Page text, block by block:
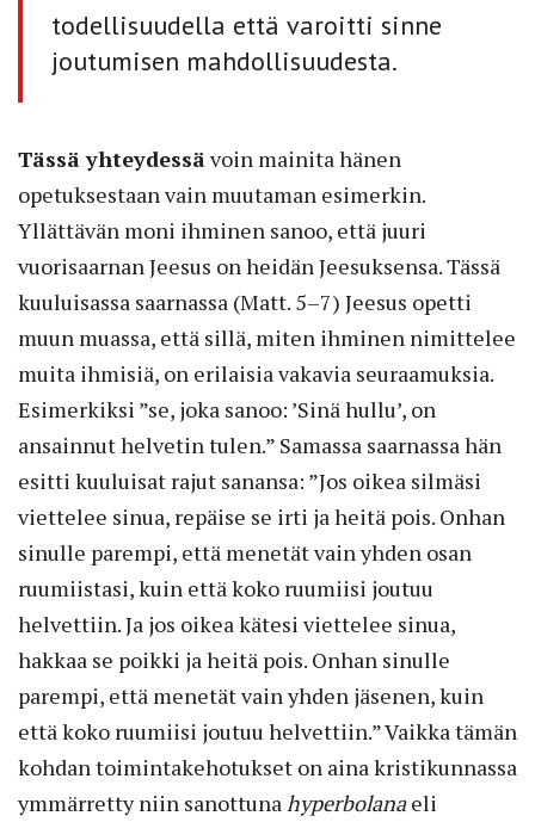
todellisuudella että varoitti sinne
joutumisen mahdollisuudesta.
Tässä yhteydessävoin mainita hänen
opetuksestaan vain muutaman esimerkin.
Yllättävän moni ihminen sanoo, että juuri
vuorisaarnan Jeesus on heidän Jeesuksensa. Tässä
kuuluisassa saarnassa (Matt. 5–7) Jeesus opetti
muun muassa, että sillä, miten ihminen nimittelee
muita ihmisiä, on erilaisia vakavia seuraamuksia.
Esimerkiksi ”se, joka sanoo: ’Sinä hullu’, on
ansainnut helvetin tulen.” Samassa saarnassa hän
esitti kuuluisat rajut sanansa: ”Jos oikea silmäsi
viettelee sinua, repäise se irti ja heitä pois. Onhan
sinulle parempi, että menetät vain yhden osan
ruumiistasi, kuin että koko ruumiisi joutuu
helvettiin. Ja jos oikea kätesi viettelee sinua,
hakkaa se poikki ja heitä pois. Onhan sinulle
parempi, että menetät vain yhden jäsenen, kuin
että koko ruumiisi joutuu helvettiin.” Vaikka tämän
kohdan toimintakehotukset on aina kristikunnassa
ymmärretty niin sanottunahyperbolanaeli